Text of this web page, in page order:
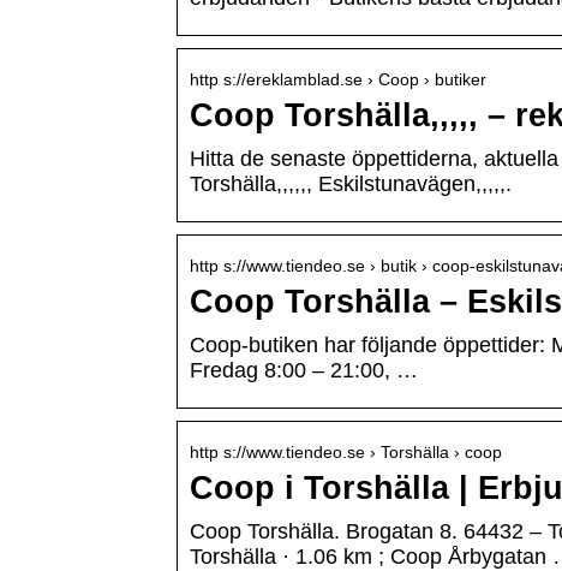
http s://ereklamblad.se › Coop › butiker
Coop Torshälla,,,,, –
Hitta de senaste öppettiderna,
Torshälla,,,,,, Eskilstunavägen,,,,,.
http s://www.tiendeo.se › butik › coop-
Coop Torshälla –
Coop-butiken har följande öppettider:
Fredag 8:00 – 21:00, …
http s://www.tiendeo.se › Torshälla › coop
Coop i Torshälla |
Coop Torshälla. Brogatan 8. 64432 –
Torshälla · 1.06 km ; Coop Årbygatan